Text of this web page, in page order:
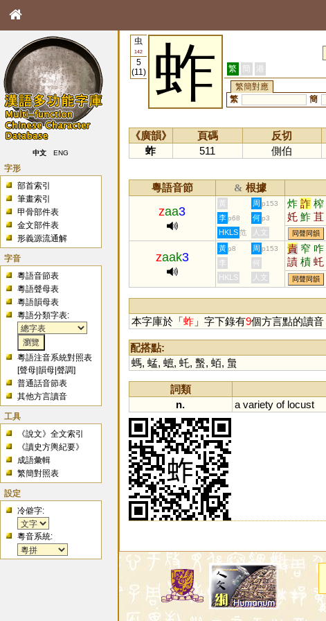
中文 ENG
字形
部首索引
筆畫索引
甲骨部件表
金文部件表
形義源流通解
字音
粵語音節表
粵語聲母表
粵語韻母表
粵語分類字表:
粵語注音系統對照表
[聲母 |韻母 |聲調]
普通話音節表
其他方言讀音
工具
《說文》全文索引
《讀史方輿紀要》
成語彙輯
繁簡對照表
設定
冷僻字:
粵音系統:
虫
142
5
(11)
蚱 繁 簡 港
繁簡對應
繁
簡
《廣韻》 頁碼 反切
蚱
511 側伯
粵語音節 & 根據
zaa3
黃 周 p153 炸 詐 榨
奼 鮓 苴
笮 醡 苲
李 p68 何 p3
HKLS 范 人文 同聲同韻
zaak3
黃 p8 周 p153 責 窄 咋
謮 樍 虴
矺 岝 笮
李
何
HKLS
人文 同聲同韻
本字庫於「蚱」字下錄有9個方言點的讀音
配搭點:
螞, 蜢, 蟅, 虴, 蟿, 蛨, 蛗
詞類
n.
a variety of locust